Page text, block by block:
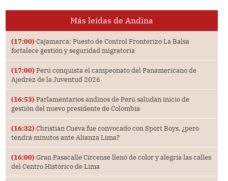
Más leídas de Andina
(17:00) Cajamarca: Puesto de Control Fronterizo La Balsa
fortalece gestión y seguridad migratoria
(17:00) Perú conquista el campeonato del Panamericano de
Ajedrez de la Juventud 2026
(16:53) Parlamentarios andinos de Perú saludan inicio de
gestión del nuevo presidente de Colombia
(16:32) Christian Cueva fue convocado con Sport Boys, ¿pero
tendrá minutos ante Alianza Lima?
(16:00) Gran Pasacalle Circense llenó de color y alegría las calles
del Centro Histórico de Lima